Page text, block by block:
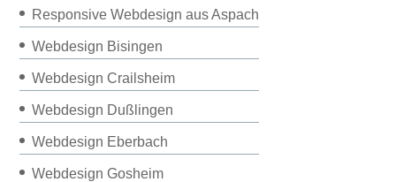
Responsive Webdesign aus Aspach
Webdesign Bisingen
Webdesign Crailsheim
Webdesign Dußlingen
Webdesign Eberbach
Webdesign Gosheim